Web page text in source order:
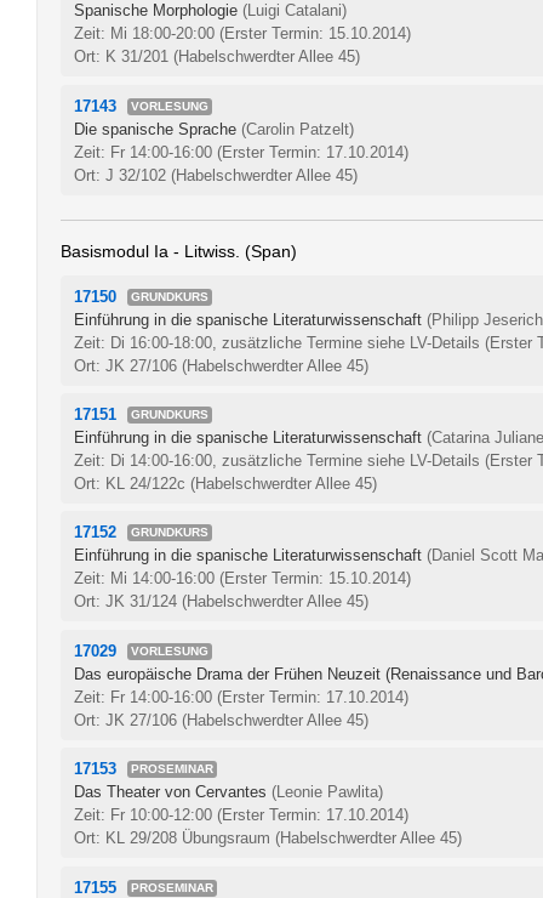
Spanische Morphologie (Luigi Catalani)
Zeit: Mi 18:00-20:00 (Erster Termin: 15.10.2014)
Ort: K 31/201 (Habelschwerdter Allee 45)
17143 VORLESUNG
Die spanische Sprache (Carolin Patzelt)
Zeit: Fr 14:00-16:00 (Erster Termin: 17.10.2014)
Ort: J 32/102 (Habelschwerdter Allee 45)
Basismodul Ia - Litwiss. (Span)
17150 GRUNDKURS
Einführung in die spanische Literaturwissenschaft (Philipp
Zeit: Di 16:00-18:00, zusätzliche Termine siehe LV-Details (Erster
Ort: JK 27/106 (Habelschwerdter Allee 45)
17151 GRUNDKURS
Einführung in die spanische Literaturwissenschaft (Catarina
Zeit: Di 14:00-16:00, zusätzliche Termine siehe LV-Details (Erster
Ort: KL 24/122c (Habelschwerdter Allee 45)
17152 GRUNDKURS
Einführung in die spanische Literaturwissenschaft (Daniel Scott
Zeit: Mi 14:00-16:00 (Erster Termin: 15.10.2014)
Ort: JK 31/124 (Habelschwerdter Allee 45)
17029 VORLESUNG
Das europäische Drama der Frühen Neuzeit (Renaissance und
Zeit: Fr 14:00-16:00 (Erster Termin: 17.10.2014)
Ort: JK 27/106 (Habelschwerdter Allee 45)
17153 PROSEMINAR
Das Theater von Cervantes (Leonie Pawlita)
Zeit: Fr 10:00-12:00 (Erster Termin: 17.10.2014)
Ort: KL 29/208 Übungsraum (Habelschwerdter Allee 45)
17155 PROSEMINAR